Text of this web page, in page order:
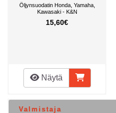
Öljynsuodatin Honda, Yamaha,
Kawasaki - K&N
15,60€
Näytä
Valmistaja